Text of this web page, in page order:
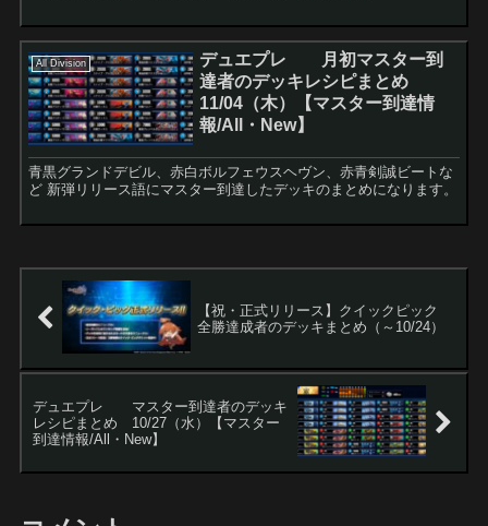
All Division
デュエプレ 月初マスター到
達者のデッキレシピまとめ
11/04（木）【マスター到達情
報/All・New】
青黒グランドデビル、赤白ボルフェウスヘヴン、赤青剣誠ビートな
ど 新弾リリース語にマスター到達したデッキのまとめになります。
【祝・正式リリース】クイックピック
全勝達成者のデッキまとめ（～10/24）
デュエプレ マスター到達者のデッキ
レシピまとめ 10/27（水）【マスター
到達情報/All・New】